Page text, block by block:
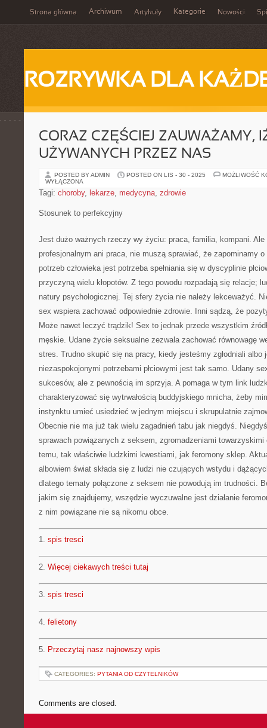
Strona główna Archiwum Artykuły Kategorie Nowości
ROZRYWKA DLA
CORAZ CZĘŚCIEJ ZAUWAŻAMY,
UŻYWANYCH PRZEZ NAS
POSTED BY ADMIN POSTED ON LIS - 30 - 2025
MOŻLIWOŚĆ
WYŁĄCZONA
Tagi: choroby, lekarze, medycyna, zdrowie
Stosunek to perfekcyjny
Jest dużo ważnych rzeczy wy życiu: praca, familia, kompani.
profesjonalnym ani praca, nie muszą sprawiać, że zapominamy
potrzeb człowieka jest potrzeba spełniania się w dyscyplinie
przyczyną wielu kłopotów. Z tego powodu rozpadają się relacje;
natury psychologicznej. Tej sfery życia nie należy lekceważyć.
sex wspiera zachować odpowiednie zdrowie. Inni sądzą, że
Może nawet leczyć trądzik! Sex to jednak przede wszystkim
męskie. Udane życie seksualne zezwala zachować równowagę
stres. Trudno skupić się na pracy, kiedy jesteśmy zgłodniali albo
niezaspokojonymi potrzebami płciowymi jest tak samo. Udany
sukcesów, ale z pewnością im sprzyja. A pomaga w tym link
charakteryzować się wytrwałością buddyjskiego mnicha, żeby
instynktu umieć usiedzieć w jednym miejscu i skrupulatnie
Obecnie nie ma już tak wielu zagadnień tabu jak niegdyś.
sprawach powiązanych z seksem, zgromadzeniami
temu, tak właściwie ludzkimi kwestiami, jak feromony sklep.
albowiem świat składa się z ludzi nie czujących wstydu i
dlatego tematy połączone z seksem nie powodują im trudności.
jakim się znajdujemy, wszędzie wyczuwalne jest działanie
z nim powiązane nie są nikomu obce.
1. spis tresci
2. Więcej ciekawych treści tutaj
3. spis tresci
4. felietony
5. Przeczytaj nasz najnowszy wpis
CATEGORIES: PYTANIA OD CZYTELNIKÓW
Comments are closed.